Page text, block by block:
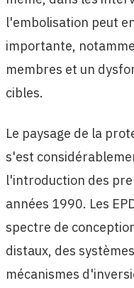
l'embolisation peut
importante,
membres et un
cibles.
Le paysage de la
s'est
l'introduction des
années 1990. Les
spectre de
distaux, des
mécanismes